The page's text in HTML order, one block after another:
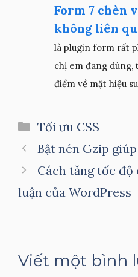
Form 7 chèn
không liên
là plugin form rất
chị em đang
điểm về mặt hiệu
Danh
mục
Tối ưu CSS
Bật nén Gzip
Cách tăng tốc độ
luận của WordPress
Viết một bình